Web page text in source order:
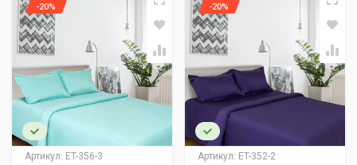
Артикул: ET-356-3
-20%
Артикул: ET-352-2
-20%